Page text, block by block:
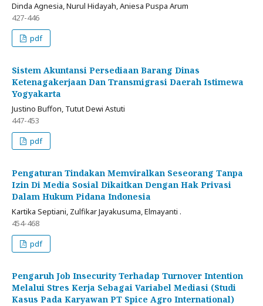
Dinda Agnesia, Nurul Hidayah, Aniesa Puspa Arum
427-446
pdf
Sistem Akuntansi Persediaan Barang Dinas
Ketenagakerjaan Dan Transmigrasi Daerah Istimewa
Yogyakarta
Justino Buffon, Tutut Dewi Astuti
447-453
pdf
Pengaturan Tindakan Memviralkan Seseorang Tanpa
Izin Di Media Sosial Dikaitkan Dengan Hak Privasi
Dalam Hukum Pidana Indonesia
Kartika Septiani, Zulfikar Jayakusuma, Elmayanti .
454-468
pdf
Pengaruh Job Insecurity Terhadap Turnover Intention
Melalui Stres Kerja Sebagai Variabel Mediasi (Studi
Kasus Pada Karyawan PT Spice Agro International)